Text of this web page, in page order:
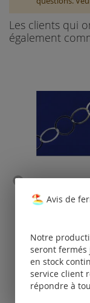
Les clients qui
également
(ø10mm) /
pour les
Avis de
Notre
seront fermés
en stock
service client
répondre à